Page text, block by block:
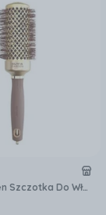
Olivia Garden Szczotka Do Włosów Expert Blowout Shine Wavy Bristles 45 Mm